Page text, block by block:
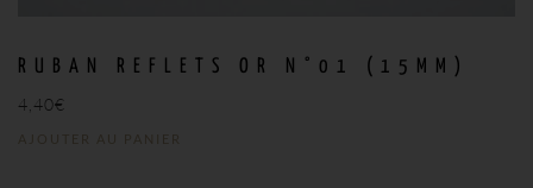
RUBAN REFLETS OR N°01 (15MM)
4,40€
AJOUTER AU PANIER